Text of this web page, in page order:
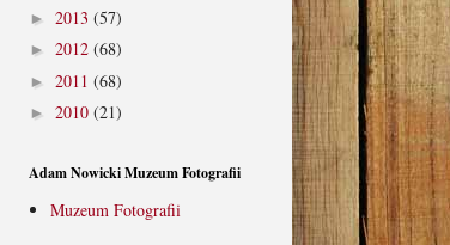
► 2013 (57)
► 2012 (68)
► 2011 (68)
► 2010 (21)
Adam Nowicki Muzeum Fotografii
Muzeum Fotografii